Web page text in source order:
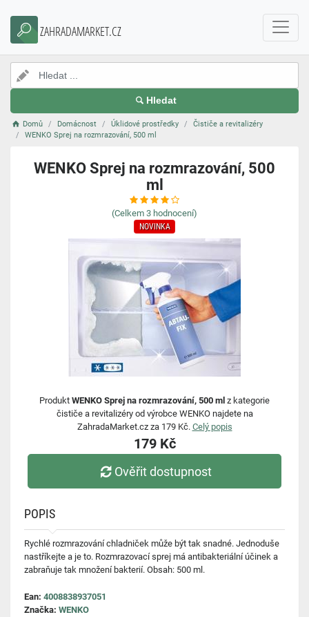
ZAHRADAMARKET.CZ
Hledat
Domů Domácnost Úklidové prostředky
Čističe a revitalizéry
WENKO Sprej na rozmrazování, 500 ml
WENKO Sprej na rozmrazování, 500
ml
(Celkem 3 hodnocení)
NOVINKA
Produkt WENKO Sprej na rozmrazování, 500 ml z kategorie
čističe a revitalizéry od výrobce WENKO najdete na
ZahradaMarket.cz za 179 Kč. Celý popis
179 Kč
Ověřit dostupnost
POPIS
Rychlé rozmrazování chladniček může být tak snadné. Jednoduše
nastříkejte a je to. Rozmrazovací sprej má antibakteriální účinek a
zabraňuje tak množení bakterií. Obsah: 500 ml.
Ean: 4008838937051
Značka: WENKO